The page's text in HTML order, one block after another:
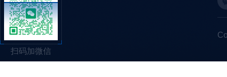
扫码加微信